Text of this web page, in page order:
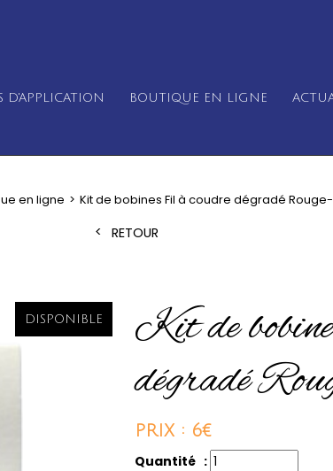
D'APPLICATION BOUTIQUE EN LIGNE
en ligne Kit de bobines Fil à coudre dégradé
RETOUR
DISPONIBLE
Kit de
dégradé
PRIX : 6€
Quantité :